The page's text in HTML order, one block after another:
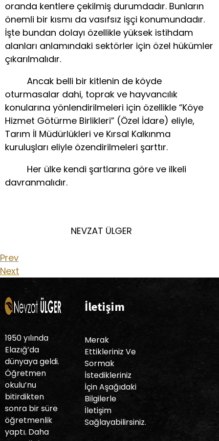
oranda kentlere çekilmiş durumdadır. Bunların
önemli bir kısmı da vasıfsız işçi konumundadır.
İşte bundan dolayı özellikle yüksek istihdam
alanları anlamındaki sektörler için özel hükümler
çıkarılmalıdır.
Ancak belli bir kitlenin de köyde
oturmasalar dahi, toprak ve hayvancılık
konularına yönlendirilmeleri için özellikle “Köye
Hizmet Götürme Birlikleri” (Özel İdare) eliyle,
Tarım İl Müdürlükleri ve Kırsal Kalkınma
kuruluşları eliyle özendirilmeleri şarttır.
Her ülke kendi şartlarına göre ve ilkeli
davranmalıdır.
NEVZAT ÜLGER
Prev
Next
1950 yılında
Elazığ’da
dünyaya geldi.
Öğretmen
okulu’nu
bitirdikten
sonra bir süre
öğretmenlik
yaptı. Daha
İletişim
Merak
Ettikleriniz Ve
Sormak
İstedikleriniz
İçin Aşağıdaki
Bilgilerle
İletişim
Sağlayabilirsiniz.